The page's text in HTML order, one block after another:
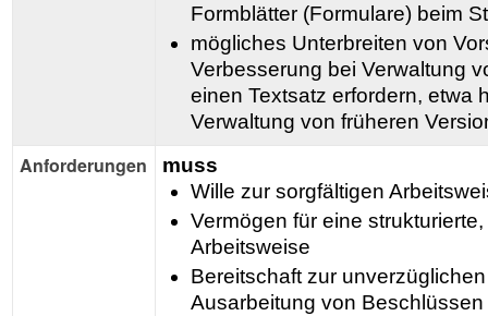
Formblätter (Formulare) beim
mögliches Unterbreiten von
Verbesserung bei Verwaltung
einen Textsatz erfordern, etwa
Verwaltung von früheren
Anforderungen
muss
Wille zur sorgfältigen
Vermögen für eine
Arbeitsweise
Bereitschaft zur
Ausarbeitung von